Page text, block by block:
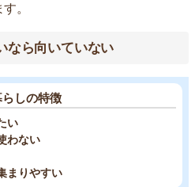
。
なら向いていない
しの特徴
い
わない
まりやすい